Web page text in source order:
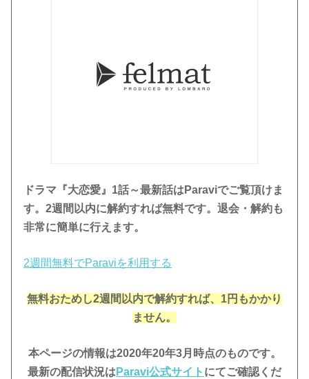
ドラマ『大恋愛』1話～最新話はParaviでご覧頂けま
す。2週間以内に解約すれば無料です。退会・解約も
非常に簡単に行えます。
2週間無料でParaviを利用する
無料おためし2週間 以内で解約すれば、1円もかかり
ません。
本ページの情報は2020年20年3月時点のものです。
最新の配信状況は Paravi公式サイト にてご確認くだ